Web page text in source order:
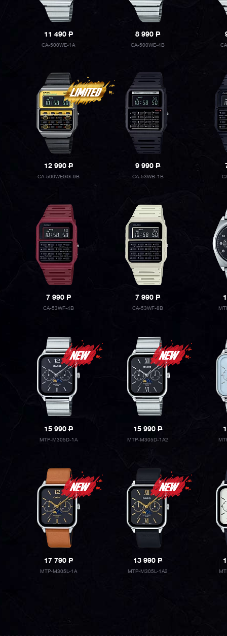
11 490P
CA-500WE-1A
8 990P
CA-500WE-4B
12 990P
CA-500WEGG-9B
9 990P
CA-53WB-1B
7 990P
CA-53WF-4B
7 990P
CA-53WF-8B
15 990P
MTP-M305D-1A
15 990P
MTP-M305D-1A2
17 790P
MTP-M305L-1A
13 990P
MTP-M305L-1A2